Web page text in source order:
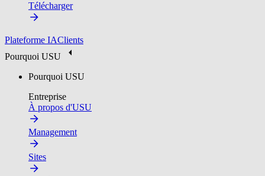
Télécharger
Plateforme IAClients
Pourquoi USU
Pourquoi USU
Entreprise
À propos d'USU
Management
Sites